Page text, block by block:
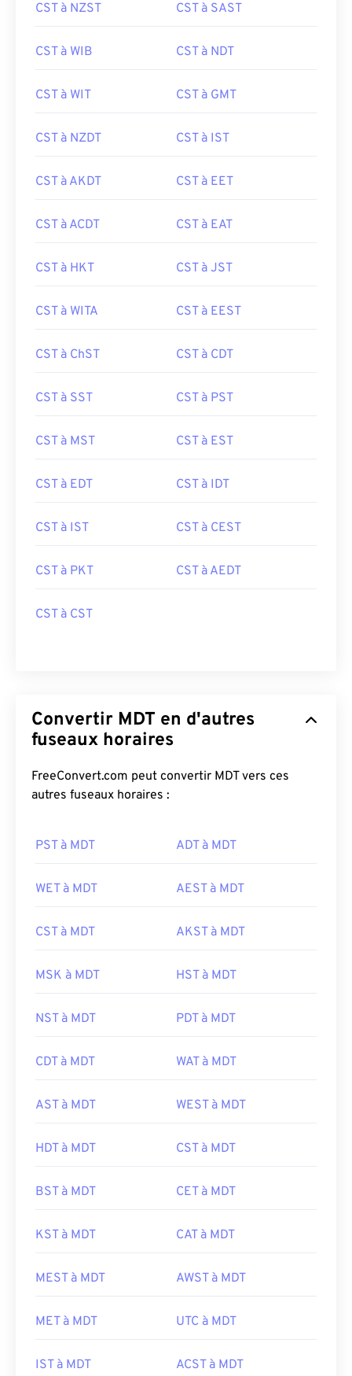
CST à NZST CST à SAST
CST à WIB CST à NDT
CST à WIT CST à GMT
CST à NZDT CST à IST
CST à AKDT CST à EET
CST à ACDT CST à EAT
CST à HKT CST à JST
CST à WITA CST à EEST
CST à ChST CST à CDT
CST à SST CST à PST
CST à MST CST à EST
CST à EDT CST à IDT
CST à IST CST à CEST
CST à PKT CST à AEDT
CST à CST
Convertir MDT en d'autres
fuseaux horaires
FreeConvert.com peut convertir MDT vers ces
autres fuseaux horaires :
PST à MDT ADT à MDT
WET à MDT AEST à MDT
CST à MDT AKST à MDT
MSK à MDT HST à MDT
NST à MDT PDT à MDT
CDT à MDT WAT à MDT
AST à MDT WEST à MDT
HDT à MDT CST à MDT
BST à MDT CET à MDT
KST à MDT CAT à MDT
MEST à MDT AWST à MDT
MET à MDT UTC à MDT
IST à MDT ACST à MDT